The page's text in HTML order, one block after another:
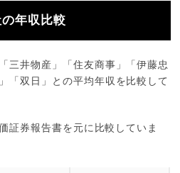
年収比較
三井物産」「住友商事」「伊藤忠
「双日」との平均年収を比較して
証券報告書を元に比較していま